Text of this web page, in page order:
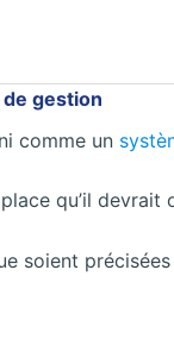
gestion
comme un
qu’il
soient